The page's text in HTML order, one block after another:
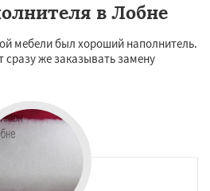
в Лобне
мебели был хороший наполнитель.
сразу же заказывать замену